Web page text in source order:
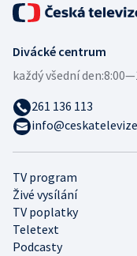
TV program
Živé vysílání
TV poplatky
Teletext
Podcasty
Divácké centrum
každý všední den:
261 136 113